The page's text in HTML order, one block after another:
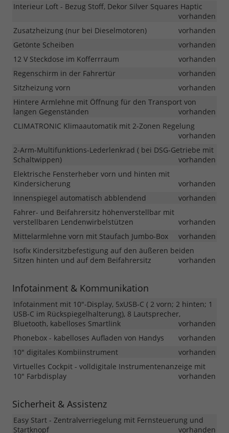
Interieur Loft - Bezug Stoff, Dekor Silver Squares Haptic
vorhanden
Zusatzheizung (nur bei Dieselmotoren)
vorhanden
Getönte Scheiben
vorhanden
12 V Steckdose im Kofferrraum
vorhanden
Regenschirm in der Fahrertür
vorhanden
Sitzheizung vorn
vorhanden
Hintere Armlehne mit Öffnung für den Transport von
langen Gegenständen
vorhanden
CLIMATRONIC Klimaautomatik mit 2-Zonen Regelung
vorhanden
2-Arm-Multifunktions-Lederlenkrad ( bei DSG-Getriebe mit
Schaltwippen)
vorhanden
Elektrische Fensterheber vorn und hinten mit
Kindersicherung
vorhanden
Innenspiegel automatisch abblendend
vorhanden
Fahrer- und Beifahrersitz höhenverstellbar mit
verstellbaren Lendenwirbelstützen
vorhanden
Mittelarmlehne vorn mit Staufach Jumbo-Box
vorhanden
Isofix Kindersitzbefestigung auf den äußeren beiden
Sitzen hinten und auf dem Beifahrersitz
vorhanden
Infotainment & Kommunikation
Infotainment mit 10"-Display, 5xUSB-C ( 2 vorn; 2 hinten; 1
USB-C im Rückspiegelhalterung), 8 Lautsprecher,
Bluetooth, kabelloses Smartlink
vorhanden
Phonebox - kabelloses Aufladen von Handys
vorhanden
10" digitales Kombiinstrument
vorhanden
Virtuelles Cockpit - volldigitale Instrumentenanzeige mit
10" Farbdisplay
vorhanden
Sicherheit & Assistenz
Easy Start - Zentralverriegelung mit Fernsteuerung und
Startknopf
vorhanden